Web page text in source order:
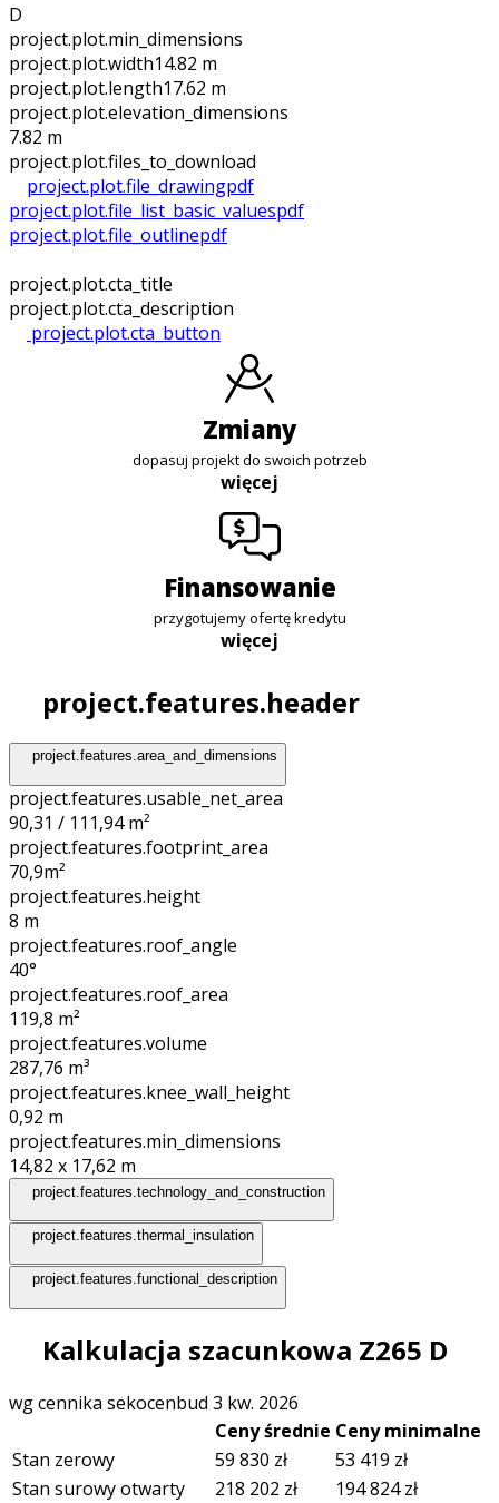
D
project.plot.min_dimensions
project.plot.width14.82 m
project.plot.length17.62 m
project.plot.elevation_dimensions
7.82 m
project.plot.files_to_download
project.plot.file_drawingpdf
project.plot.file_list_basic_valuespdf
project.plot.file_outlinepdf
project.plot.cta_title
project.plot.cta_description
project.plot.cta_button
zmiany
dopasuj projekt do swoich potrzeb
więcej
finansowanie
przygotujemy ofertę kredytu
więcej
project.features.header
project.features.area_and_dimensions
project.features.usable_net_area
90,31 / 111,94 m²
project.features.footprint_area
70,9m²
project.features.height
8 m
project.features.roof_angle
40°
project.features.roof_area
119,8 m²
project.features.volume
287,76 m³
project.features.knee_wall_height
0,92 m
project.features.min_dimensions
14,82 x 17,62 m
project.features.technology_and_construction
project.features.thermal_insulation
project.features.functional_description
Kalkulacja szacunkowa Z265 D
wg cennika sekocenbud 3 kw. 2026
Ceny średnie Ceny minimalne
Stan zerowy
59 830 zł 53 419 zł
Stan surowy otwarty
218 202 zł 194 824zł